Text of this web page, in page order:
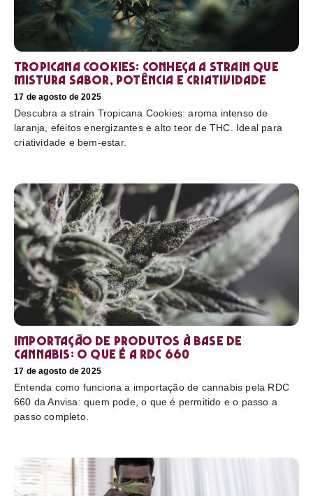
Tropicana Cookies: conheça a strain que
mistura sabor, potência e criatividade
17 de agosto de 2025
Descubra a strain Tropicana Cookies: aroma intenso de
laranja, efeitos energizantes e alto teor de THC. Ideal para
criatividade e bem-estar.
Importação de produtos à base de
cannabis: o que é a RDC 660
17 de agosto de 2025
Entenda como funciona a importação de cannabis pela RDC
660 da Anvisa: quem pode, o que é permitido e o passo a
passo completo.